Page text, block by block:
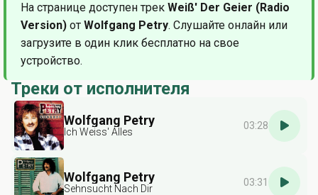
На странице доступен трек Weiß' Der Geier (Radio
Version) от Wolfgang Petry. Слушайте онлайн или
загрузите в один клик бесплатно на свое
устройство.
Треки от исполнителя
Wolfgang Petry
Ich Weiss' Alles
03:28
Wolfgang Petry
Sehnsucht Nach Dir
03:31